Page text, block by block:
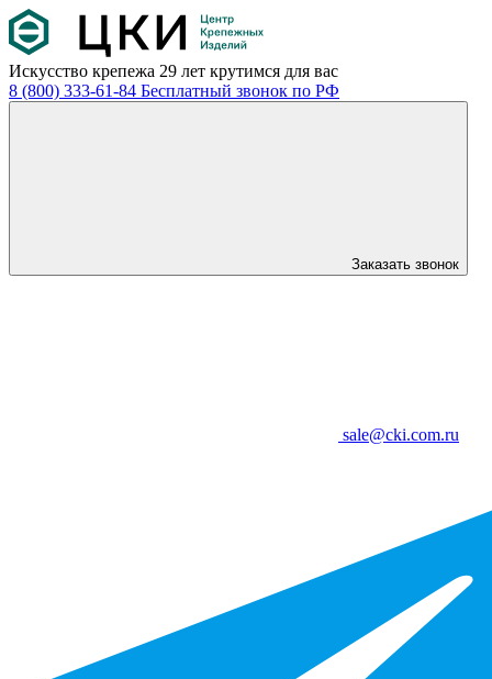
Искусство крепежа 29 лет крутимся для вас
8 (800) 333-61-84 Бесплатный звонок по РФ
Заказать звонок
sale@cki.com.ru